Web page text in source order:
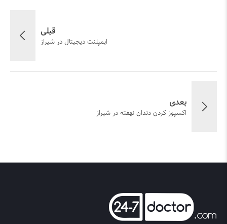
قبلی
ایمپلنت دیجیتال در شیراز
بعدی
اکسپوز کردن دندان نهفته در شیراز